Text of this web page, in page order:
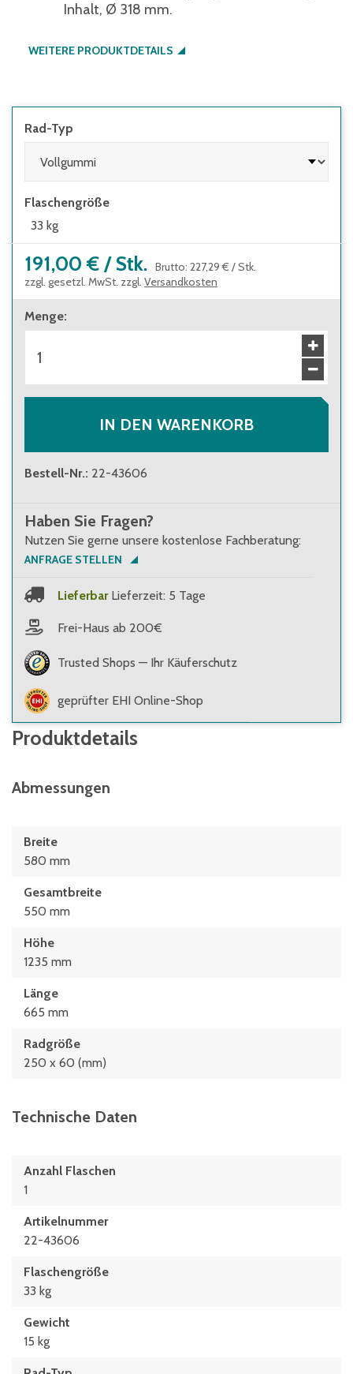
Inhalt, Ø 318 mm.
WEITERE PRODUKTDETAILS
Rad-Typ
Flaschengröße
33 kg
191,00 € / Stk. Brutto: 227,29 € /Stk.
zzgl. gesetzl. MwSt. zzgl. Versandkosten
Menge:
IN DEN WARENKORB
Bestell-Nr.: 22-43606
Haben Sie Fragen?
Nutzen Sie gerne unsere kostenlose Fachberatung:
ANFRAGE STELLEN
Lieferbar Lieferzeit: 5 Tage
Frei-Haus ab 200€
Trusted Shops — Ihr Käuferschutz
geprüfter EHI Online-Shop
Produktdetails
Abmessungen
Breite
580 mm
Gesamtbreite
550 mm
Höhe
1235 mm
Länge
665 mm
Radgröße
250 x 60 (mm)
Technische Daten
Anzahl Flaschen
1
Artikelnummer
22-43606
Flaschengröße
33 kg
Gewicht
15 kg